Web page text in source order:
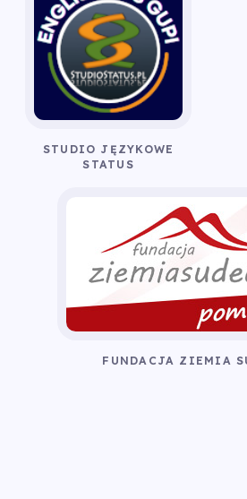
STUDIO JĘZYKOWE
STATUS
FUNDACJA ZIEMIA